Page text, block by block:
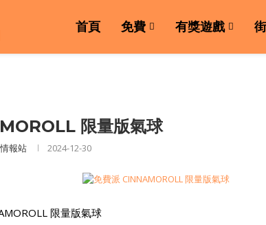
首頁 免費 有獎遊戲
限量版氣球
報站 2024-12-30
限量版氣球